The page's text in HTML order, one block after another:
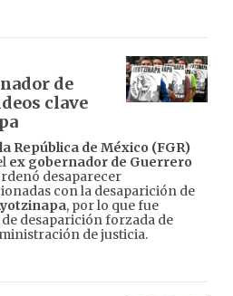
de
clave
República de México (FGR)
ex gobernador de Guerrero
desaparecer
con la desaparición de
, por lo que fue
desaparición forzada de
de justicia.